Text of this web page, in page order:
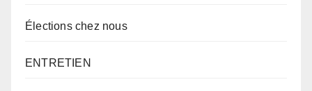
Élections chez nous
ENTRETIEN